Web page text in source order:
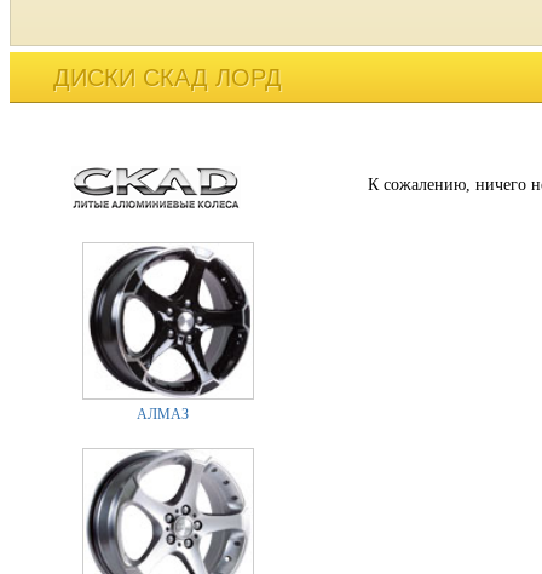
ДИСКИ СКАД ЛОРД
АЛМАЗ
К сожалению, ничего